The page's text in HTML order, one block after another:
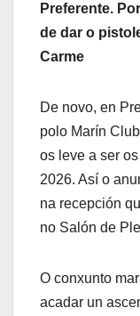
Preferente.
de dar o
Carme
De novo, en
polo Marín
os leve a ser
2026. Así o
na recepción
no Salón de
O conxunto
acadar un